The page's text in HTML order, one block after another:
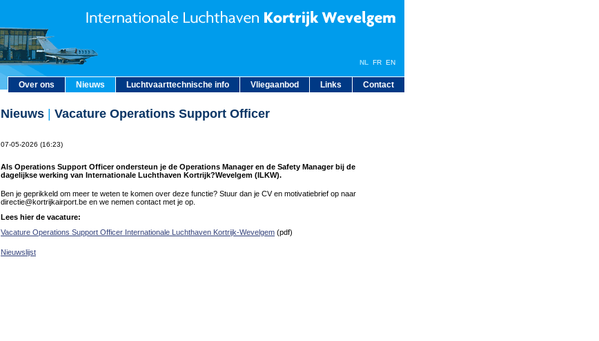
Over ons Nieuws Luchtvaarttechnische info Vliegaanbod Links Contact
NL FR EN
Nieuws Vacature Operations Support Officer
07-05-2026 (16:23)
Als Operations Support Officer ondersteun je de Operations Manager en de Safety Manager bij de
dagelijkse werking van Internationale Luchthaven Kortrijk?Wevelgem (ILKW).
Ben je geprikkeld om meer te weten te komen over deze functie? Stuur dan je CV en motivatiebrief op naar
directie@kortrijkairport.be en we nemen contact met je op.
Lees hier de vacature:
Vacature Operations Support Officer Internationale Luchthaven Kortrijk-Wevelgem (pdf)
Nieuwslijst